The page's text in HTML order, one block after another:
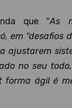
que "As
em “desafios
ajustarem
no seu
forma ágil é